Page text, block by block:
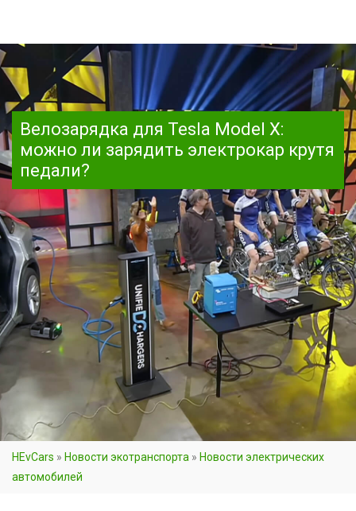
Велозарядка для Tesla Model X:
можно ли зарядить электрокар крутя
педали?
HEvCars » Новости экотранспорта » Новости электрических
автомобилей